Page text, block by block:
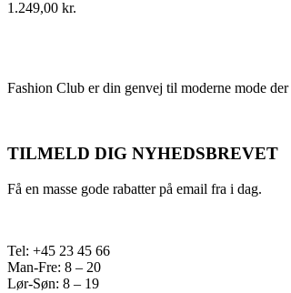
1.249,00 kr.
Fashion Club er din genvej til moderne mode
TILMELD DIG NYHEDSBREVET
Få en masse gode rabatter på email fra i dag.
Tel: +45 23 45 66
Man-Fre: 8 – 20
Lør-Søn: 8 – 19